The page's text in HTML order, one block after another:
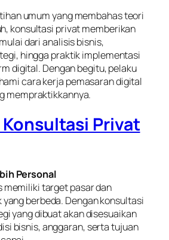
umum yang membahas teori
konsultasi privat memberikan
dari analisis bisnis,
hingga praktik implementasi
digital. Dengan begitu, pelaku
cara kerja pemasaran digital
mempraktikkannya.
Privat
Personal
memiliki target pasar dan
berbeda. Dengan konsultasi
yang dibuat akan disesuaikan
bisnis, anggaran, serta tujuan